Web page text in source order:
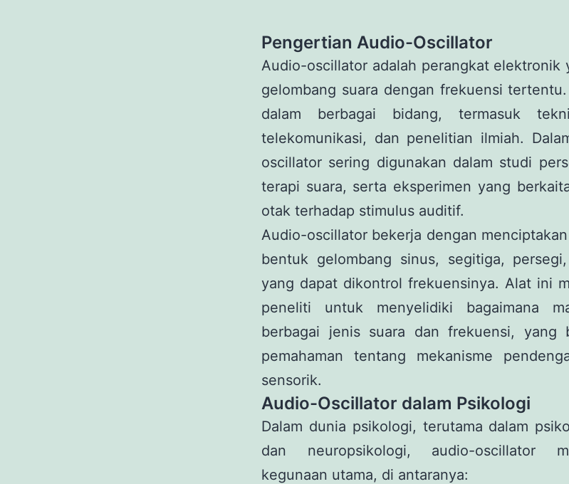
Pengertian Audio-Oscillator
Audio-oscillator adalah perangkat elektronik
gelombang suara dengan frekuensi
dalam berbagai bidang, termasuk
telekomunikasi, dan penelitian ilmiah.
oscillator sering digunakan dalam studi
terapi suara, serta eksperimen yang
otak terhadap stimulus auditif.
Audio-oscillator bekerja dengan
bentuk gelombang sinus, segitiga,
yang dapat dikontrol frekuensinya. Alat ini
peneliti untuk menyelidiki bagaimana
berbagai jenis suara dan frekuensi, yang
pemahaman tentang mekanisme
sensorik.
Audio-Oscillator dalam Psikologi
Dalam dunia psikologi, terutama dalam
dan neuropsikologi, audio-oscillator
kegunaan utama, di antaranya: